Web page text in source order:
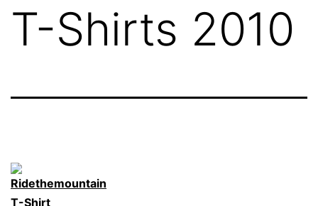
T-Shirts 2010